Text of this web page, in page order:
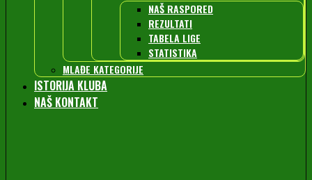
NAŠ RASPORED
REZULTATI
TABELA LIGE
STATISTIKA
MLAĐE KATEGORIJE
ISTORIJA KLUBA
NAŠ KONTAKT